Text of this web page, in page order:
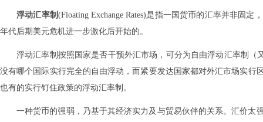
浮动汇率制 (Floating Exchange Rates)是指一国货币的汇率并非固
年代后期美元危机进一步激化后开始的。
浮动汇率制按照国家是否干预外汇市场，可分为自由浮动汇率制（
没有哪个国际实行完全的自由浮动，而紧要发达国家都对外汇市场实
也有的实行钉住政策的浮动汇率制。
一种货币的强弱，乃基于其经济实力及与贸易伙伴的关系。汇价